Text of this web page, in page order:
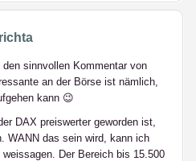
sinnvollen Kommentar von
an der Börse ist nämlich,
kann 😉
DAX preiswerter geworden ist,
WANN das sein wird, kann ich
Der Bereich bis 15.500